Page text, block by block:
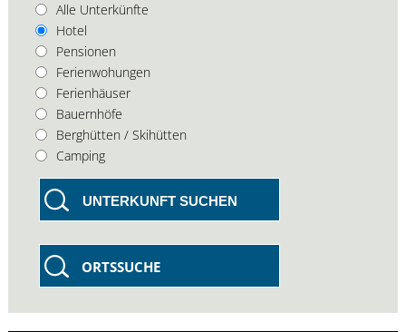
Alle Unterkünfte
Hotel
Pensionen
Ferienwohungen
Ferienhäuser
Bauernhöfe
Berghütten / Skihütten
Camping
UNTERKUNFT SUCHEN
ORTSSUCHE